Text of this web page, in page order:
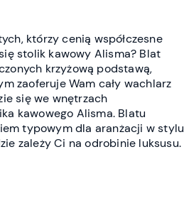
którzy cenią współczesne
stolik kawowy Alisma? Blat
krzyżową podstawą,
zaoferuje Wam cały wachlarz
się we wnętrzach
kawowego Alisma. Blatu
typowym dla aranżacji w stylu
zależy Ci na odrobinie luksusu.